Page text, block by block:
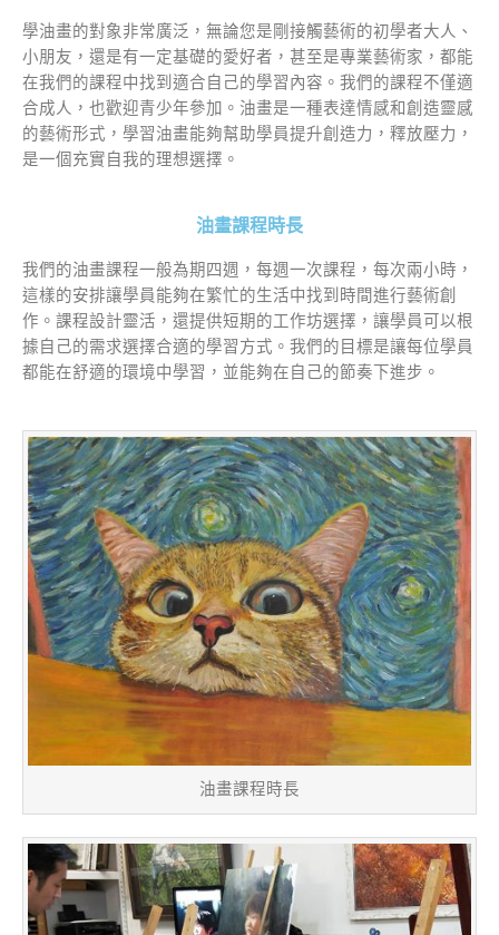
學油畫的對象非常廣泛，無論您是剛接觸藝術的初學者大人、
小朋友，還是有一定基礎的愛好者，甚至是專業藝術家，都能
在我們的課程中找到適合自己的學習內容。我們的課程不僅適
合成人，也歡迎青少年參加。油畫是一種表達情感和創造靈感
的藝術形式，學習油畫能夠幫助學員提升創造力，釋放壓力，
是一個充實自我的理想選擇。
油畫課程時長
我們的油畫課程一般為期四週，每週一次課程，每次兩小時，
這樣的安排讓學員能夠在繁忙的生活中找到時間進行藝術創
作。課程設計靈活，還提供短期的工作坊選擇，讓學員可以根
據自己的需求選擇合適的學習方式。我們的目標是讓每位學員
都能在舒適的環境中學習，並能夠在自己的節奏下進步。
油畫課程時長